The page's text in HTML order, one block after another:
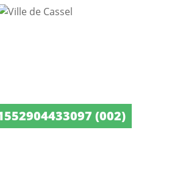
(002)